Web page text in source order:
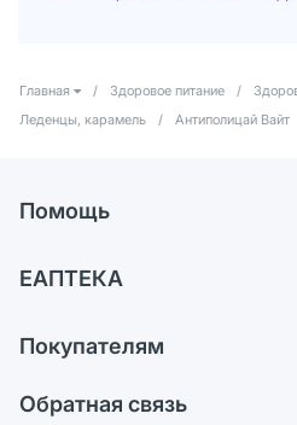
Главная / Здоровое питание /
Леденцы, карамель
/ Антиполицай Вайт
Помощь
Самовывоз из аптек
Ответы на вопросы
ЕАПТЕКА
Карьера
Поставщики
Покупателям
Обратная связь